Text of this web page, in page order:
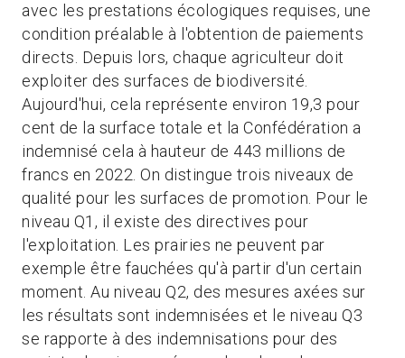
avec les prestations écologiques requises, une
condition préalable à l'obtention de paiements
directs. Depuis lors, chaque agriculteur doit
exploiter des surfaces de biodiversité.
Aujourd'hui, cela représente environ 19,3 pour
cent de la surface totale et la Confédération a
indemnisé cela à hauteur de 443 millions de
francs en 2022. On distingue trois niveaux de
qualité pour les surfaces de promotion. Pour le
niveau Q1, il existe des directives pour
l'exploitation. Les prairies ne peuvent par
exemple être fauchées qu'à partir d'un certain
moment. Au niveau Q2, des mesures axées sur
les résultats sont indemnisées et le niveau Q3
se rapporte à des indemnisations pour des